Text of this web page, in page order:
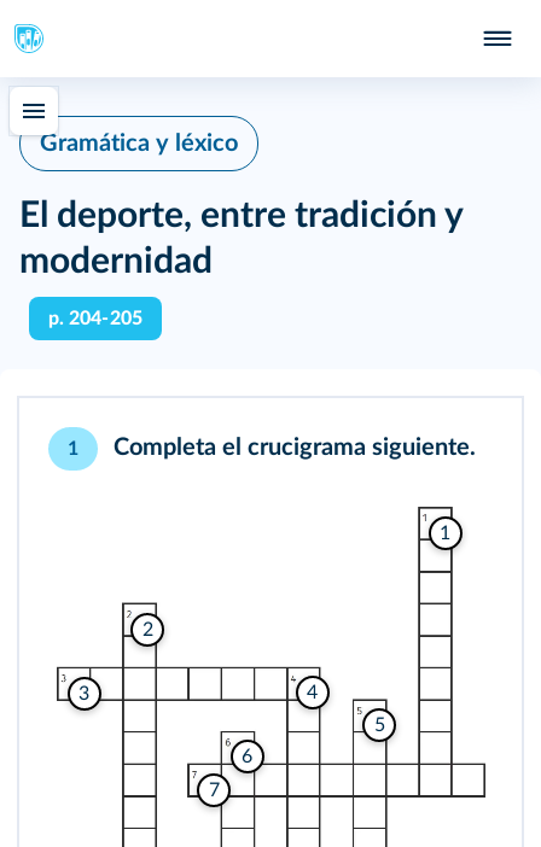
Gramática y léxico
El deporte, entre tradición y
modernidad
p. 204-205
1 Completa el crucigrama siguiente.
1
2
3
4
5
6
7